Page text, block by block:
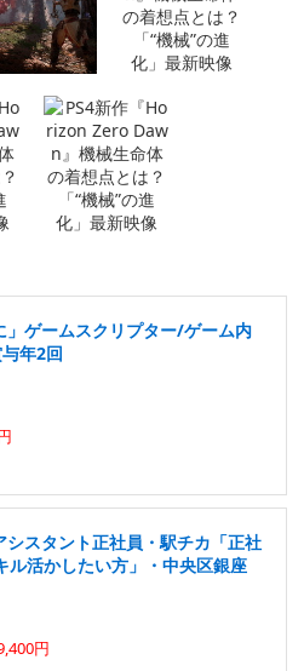
ゲームスクリプター/ゲーム内
年2回
スタント正社員・駅チカ「正社
ル活かしたい方」・中央区銀座
円